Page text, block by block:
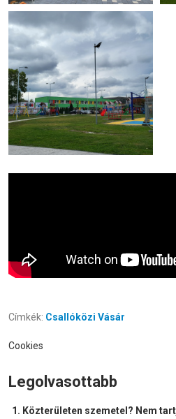
Címkék: Csallóközi Vásár
Cookies
Legolvasottabb
Közterületen szemetel? Nem